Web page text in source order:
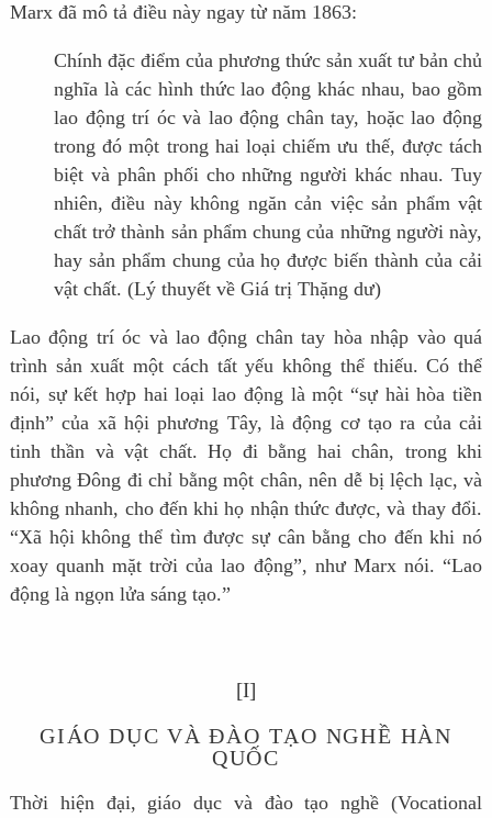
Marx đã mô tả điều này ngay từ năm 1863:
Chính đặc điểm của phương thức sản xuất tư bản chủ
nghĩa là các hình thức lao động khác nhau, bao gồm
lao động trí óc và lao động chân tay, hoặc lao động
trong đó một trong hai loại chiếm ưu thế, được tách
biệt và phân phối cho những người khác nhau. Tuy
nhiên, điều này không ngăn cản việc sản phẩm vật
chất trở thành sản phẩm chung của những người này,
hay sản phẩm chung của họ được biến thành của cải
vật chất. (Lý thuyết về Giá trị Thặng dư)
Lao động trí óc và lao động chân tay hòa nhập vào quá
trình sản xuất một cách tất yếu không thể thiếu. Có thể
nói, sự kết hợp hai loại lao động là một “sự hài hòa tiền
định” của xã hội phương Tây, là động cơ tạo ra của cải
tinh thần và vật chất. Họ đi bằng hai chân, trong khi
phương Đông đi chỉ bằng một chân, nên dễ bị lệch lạc, và
không nhanh, cho đến khi họ nhận thức được, và thay đổi.
“Xã hội không thể tìm được sự cân bằng cho đến khi nó
xoay quanh mặt trời của lao động”, như Marx nói. “Lao
động là ngọn lửa sáng tạo.”
[I]
GIÁO DỤC VÀ ĐÀO TẠO NGHỀ HÀN
QUỐC
Thời hiện đại, giáo dục và đào tạo nghề (Vocational